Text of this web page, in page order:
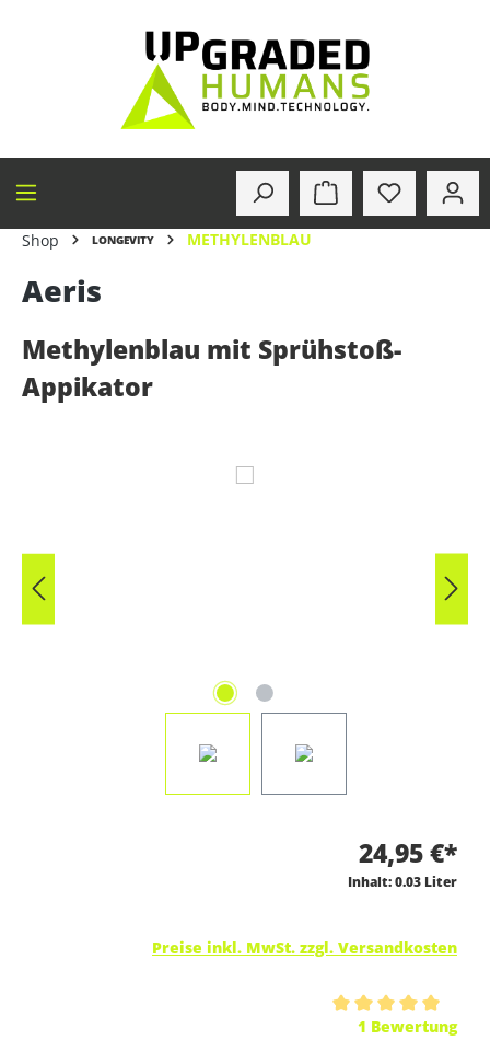
Shop LONGEVITY METHYLENBLAU
Aeris
Methylenblau mit Sprühstoß-
Appikator
24,95 €*
Inhalt:0.03 Liter
Preise inkl. MwSt. zzgl. Versandkosten
Durchschnittliche Bewertung von 5 von 5 Sternen
1 Bewertung